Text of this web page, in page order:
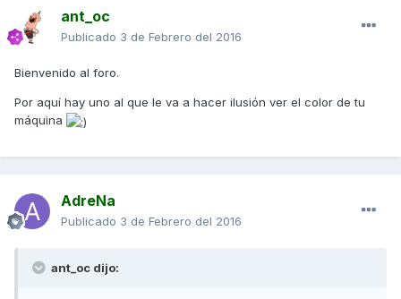
ant_oc
Publicado 3 de Febrero del 2016
Bienvenido al foro.
Por aquí hay uno al que le va a hacer ilusión ver el color de tu
máquina
AdreNa
Publicado 3 de Febrero del 2016
ant_oc dijo: